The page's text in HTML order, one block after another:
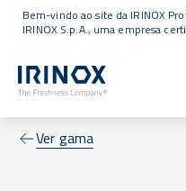
Bem-vindo ao site da IRINOX
IRINOX S.p.A., uma empresa
Ver gama